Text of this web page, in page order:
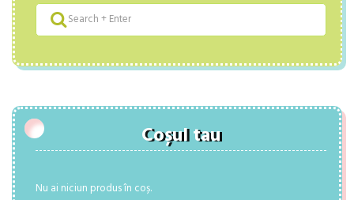
Coșul tau
Nu ai niciun produs în coș.